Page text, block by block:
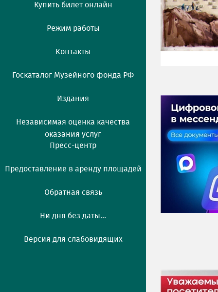
Купить билет онлайн
Режим работы
Контакты
Госкаталог Музейного фонда РФ
Издания
Независимая оценка качества
оказания услуг
Пресс-центр
Предоставление в аренду площадей
Обратная связь
Ни дня без даты...
Версия для слабовидящих